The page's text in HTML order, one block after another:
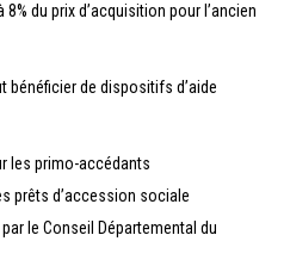
du prix d’acquisition pour l’ancien
bénéficier de dispositifs d’aide
les primo-accédants
prêts d’accession sociale
le Conseil Départemental du